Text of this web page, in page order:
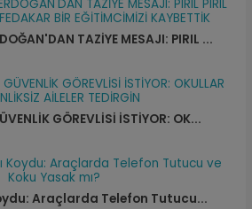
TAZİYE MESAJI: PIRIL ...
GÖREVLİSİ İSTİYOR: OK...
Araçlarda Telefon Tutucu...